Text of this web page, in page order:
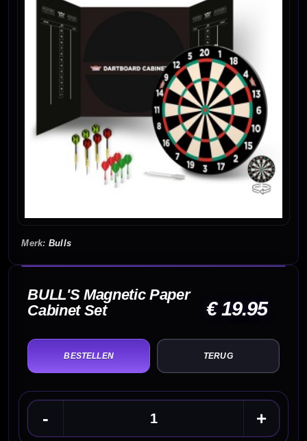
Bulls
BULL'S Magnetic Paper
Cabinet Set
€ 19.95
TERUG
- +